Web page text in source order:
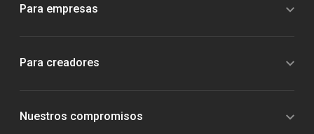
Para empresas
Para creadores
Nuestros compromisos